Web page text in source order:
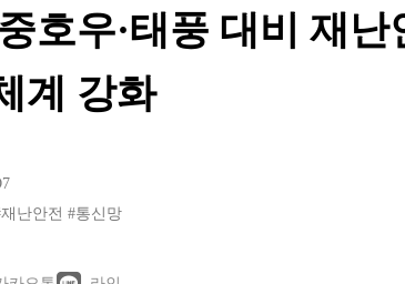
호우·태풍 대비 재
계 강화
난안전 #통신망